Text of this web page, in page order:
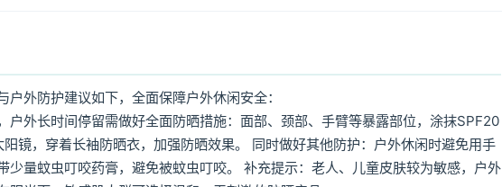
外防护建议如下，全面保障户外休闲安全：
户外长时间停留需做好全面防晒措施：面部、颈部、手臂等暴露部位，涂抹SPF20
镜，穿着长袖防晒衣，加强防晒效果。 同时做好其他防护：户外休闲时避免用手
少量蚊虫叮咬药膏，避免被蚊虫叮咬。 补充提示：老人、儿童皮肤较为敏感，户外